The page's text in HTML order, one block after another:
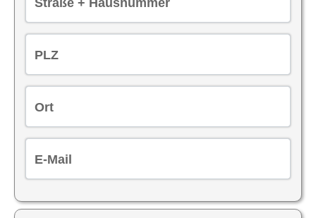
PLZ
Ort
E-Mail